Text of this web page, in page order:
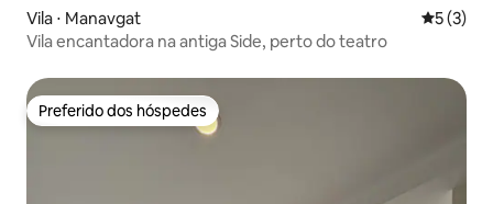
Vila ⋅ Manavgat 5 de
5 (3)
Vila encantadora na antiga Side, perto do teatro
Preferido dos hóspedes
Preferido dos hóspedes